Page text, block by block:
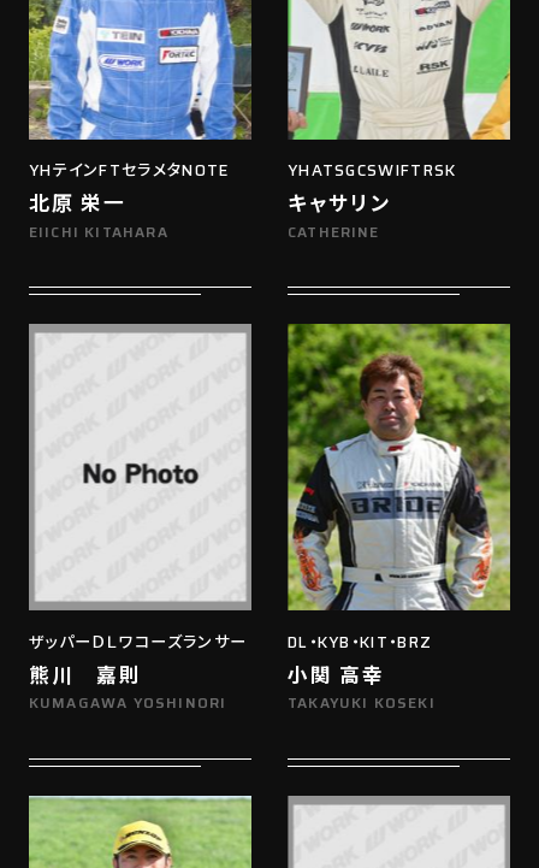
YHテインFTセラメタNOTE
北原 栄一
EIICHI KITAHARA
YHATSGCSWIFTRSK
キャサリン
CATHERINE
ザッパーＤＬワコーズランサー
熊川 嘉則
KUMAGAWA YOSHINORI
DL・KYB・KIT・BRZ
小関 高幸
TAKAYUKI KOSEKI